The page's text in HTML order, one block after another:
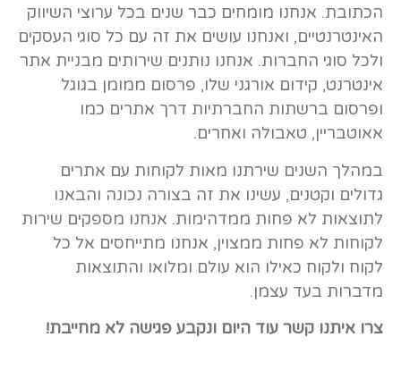
הכתובת. אנחנו מומחים כבר שנים בכל ערוצי השיווק
האינטרנטיים, ואנחנו עושים את זה עם כל סוגי העסקים
ולכל סוגי החברות. אנחנו נותנים שירותים מבניית אתר
אינטרנט, קידום אורגני שלו, פרסום ממומן בגוגל
ופרסום ברשתות החברתיות דרך אתרים כמו
אאוטבריין, טאבולה ואחרים.
במהלך השנים שירתנו מאות לקוחות עם אתרים
גדולים וקטנים, עשינו את זה בצורה נכונה והבאנו
לתוצאות לא פחות ממדהימות. אנחנו מספקים שירות
לקוחות לא פחות ממצוין, אנחנו מתייחסים אל כל
לקוח ולקוח כאילו הוא עולם ומלואו והתוצאות
מדברות בעד עצמן.
צרו איתנו קשר עוד היום ונקבע פגישה לא מחייבת!